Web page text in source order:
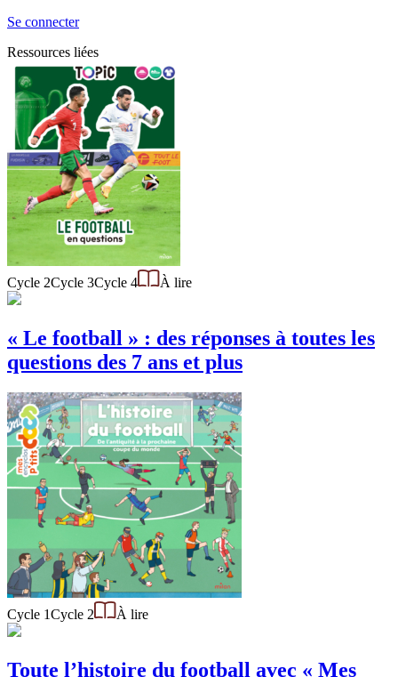
Se connecter
Ressources liées
Cycle 2Cycle 3Cycle 4 À lire
« Le football » : des réponses à toutes les
questions des 7 ans et plus
Cycle 1Cycle 2 À lire
Toute l’histoire du football avec « Mes